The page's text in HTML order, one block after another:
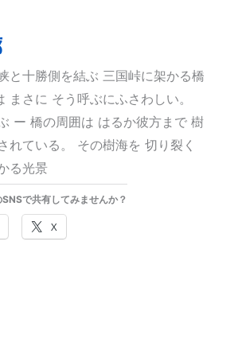
と十勝側を結ぶ 三国峠に架かる橋
まさに そう呼ぶにふさわしい。
ー 橋の周囲は はるか彼方まで 樹
れている。 その樹海を 切り裂く
る光景
で共有してみませんか？
X